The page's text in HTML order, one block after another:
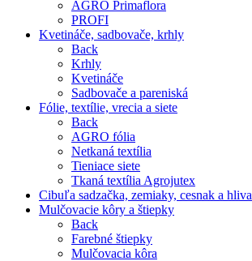
AGRO Primaflora
PROFI
Kvetináče, sadbovače, krhly
Back
Krhly
Kvetináče
Sadbovače a pareniská
Fólie, textílie, vrecia a siete
Back
AGRO fólia
Netkaná textília
Tieniace siete
Tkaná textília Agrojutex
Cibuľa sadzačka, zemiaky, cesnak a hliva
Mulčovacie kôry a štiepky
Back
Farebné štiepky
Mulčovacia kôra